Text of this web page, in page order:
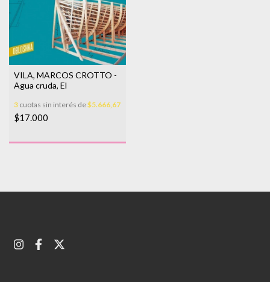
VILA, MARCOS CROTTO -
Agua cruda, El
3 cuotas sin interés de$5.666,67
$17.000